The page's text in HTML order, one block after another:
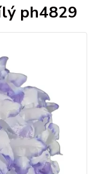
ph4829